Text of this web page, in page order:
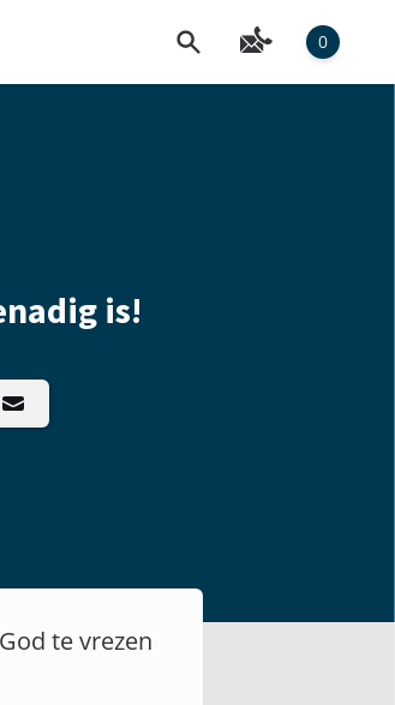
0
is!
te vrezen